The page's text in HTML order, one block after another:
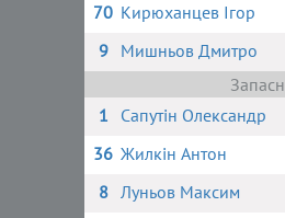
70 Кирюханцев Ігор
9
Мишньов Дмитро
1
Сапутін Олександр
36 Жилкін Антон
8 Луньов Максим